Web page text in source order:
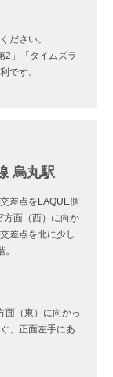
ださい。
2」「タイムズラ
です。
烏丸駅
差点をLAQUE側
方面（西）に向か
差点を北に少し
面（東）に向かっ
、正面左手にあ